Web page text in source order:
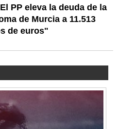
PP eleva la deuda de la
de Murcia a 11.513
de euros"